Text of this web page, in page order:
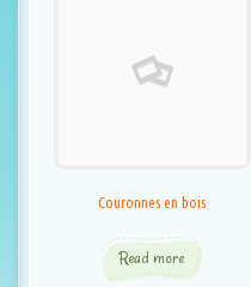
Couronnes en bois
Read more